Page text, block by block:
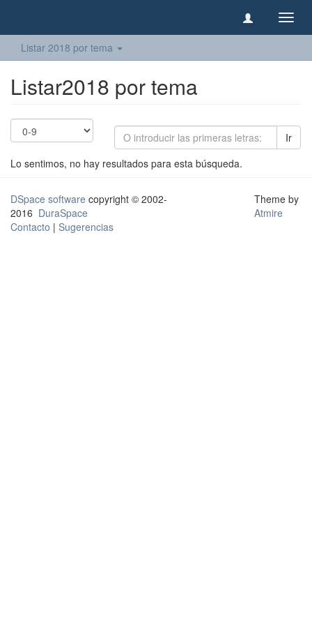
Listar 2018 por tema
Listar2018 por tema
Ir
Lo sentimos, no hay resultados para esta búsqueda.
DSpace software copyright © 2002-
2016 DuraSpace
Contacto | Sugerencias
Theme by
Atmire